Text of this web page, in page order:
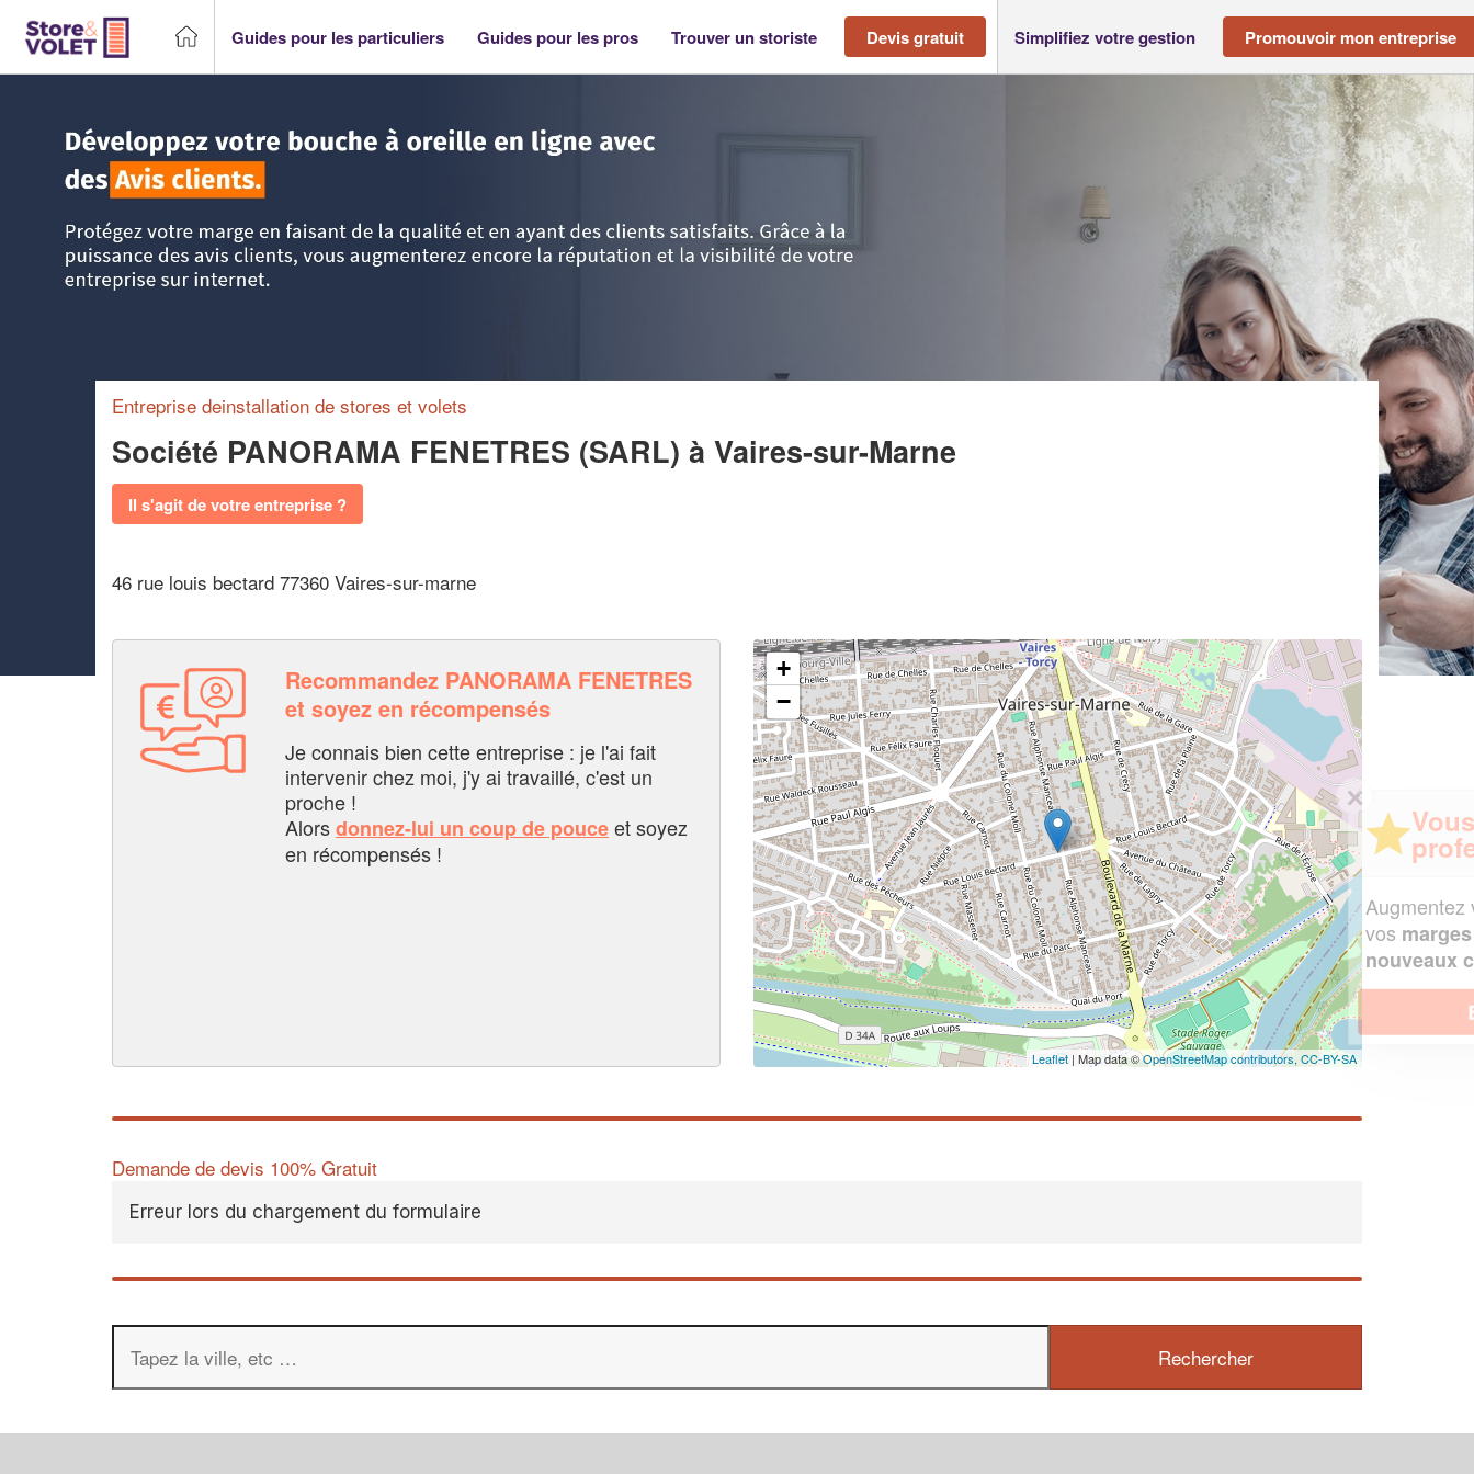
Guides pour les particuliers Guides pour les pros Trouver un storiste Devis gratuit Simplifiez votre gestion Promouvoir mon entreprise
Entreprise deinstallation de stores et volets
Société PANORAMA FENETRES (SARL) à Vaires-sur-Marne
Il s'agit de votre entreprise ?
46 rue louis bectard 77360 Vaires-sur-marne
Recommandez PANORAMA FENETRES
et soyez en récompensés
Je connais bien cette entreprise : je l'ai fait
intervenir chez moi, j'y ai travaillé, c'est un
proche !
Alorsdonnez-lui un coup de pouceet soyez
en récompensés !
+
−
Leaflet| Map data ©OpenStreetMap contributors, CC-BY-SA
Demande de devis 100% Gratuit
Erreur lors du chargement du formulaire
✕
Vous êtes un
professionnel ?
Augmentez votre chiffre d'affaireset
vosmargestout en gagnant de
nouveaux clients!
En savoir plus